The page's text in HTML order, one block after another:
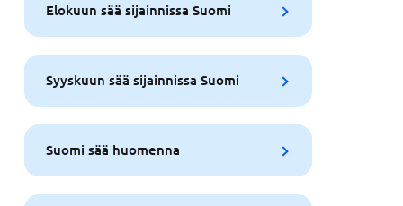
Elokuun sää sijainnissa Suomi
Syyskuun sää sijainnissa Suomi
Suomi sää huomenna